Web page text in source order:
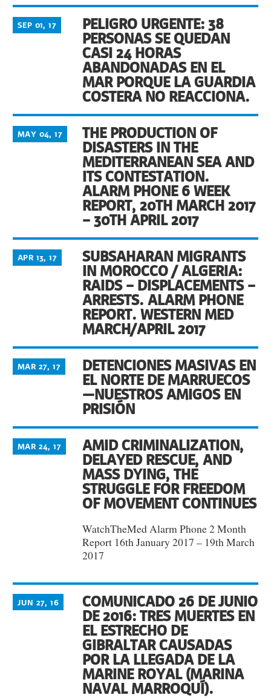
PELIGRO URGENTE: 38
PERSONAS SE QUEDAN
CASI 24 HORAS
ABANDONADAS EN EL
MAR PORQUE LA GUARDIA
COSTERA NO REACCIONA.
SEP 01, 17
THE PRODUCTION OF
DISASTERS IN THE
MEDITERRANEAN SEA AND
ITS CONTESTATION.
ALARM PHONE 6 WEEK
REPORT, 20TH MARCH 2017
– 30TH APRIL 2017
MAY 04, 17
SUBSAHARAN MIGRANTS
IN MOROCCO / ALGERIA:
RAIDS – DISPLACEMENTS –
ARRESTS. ALARM PHONE
REPORT. WESTERN MED
MARCH/APRIL 2017
APR 13, 17
DETENCIONES MASIVAS EN
EL NORTE DE MARRUECOS
—NUESTROS AMIGOS EN
PRISIÓN
MAR 27, 17
AMID CRIMINALIZATION,
DELAYED RESCUE, AND
MASS DYING, THE
STRUGGLE FOR FREEDOM
OF MOVEMENT CONTINUES
MAR 24, 17
WatchTheMed Alarm Phone 2 Month
Report 16th January 2017 – 19th March
2017
COMUNICADO 26 DE JUNIO
DE 2016: TRES MUERTES EN
EL ESTRECHO DE
GIBRALTAR CAUSADAS
POR LA LLEGADA DE LA
MARINE ROYAL (MARINA
NAVAL MARROQUÍ).
JUN 27, 16